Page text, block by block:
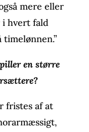
mere eller
i hvert fald
en større
fristes af at